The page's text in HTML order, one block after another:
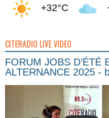
+32°C
CITERADIO LIVE VIDEO
FORUM JOBS D’ÉTÉ
ALTERNANCE 2025 -